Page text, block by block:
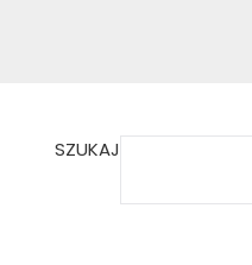
SZUKAJ